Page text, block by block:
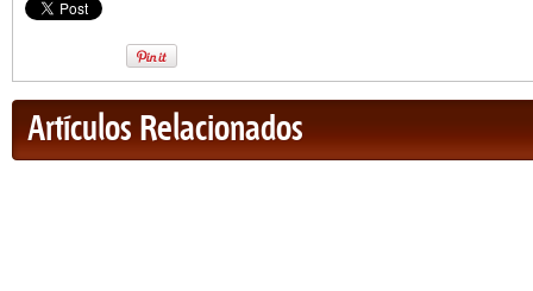
Artículos Relacionados